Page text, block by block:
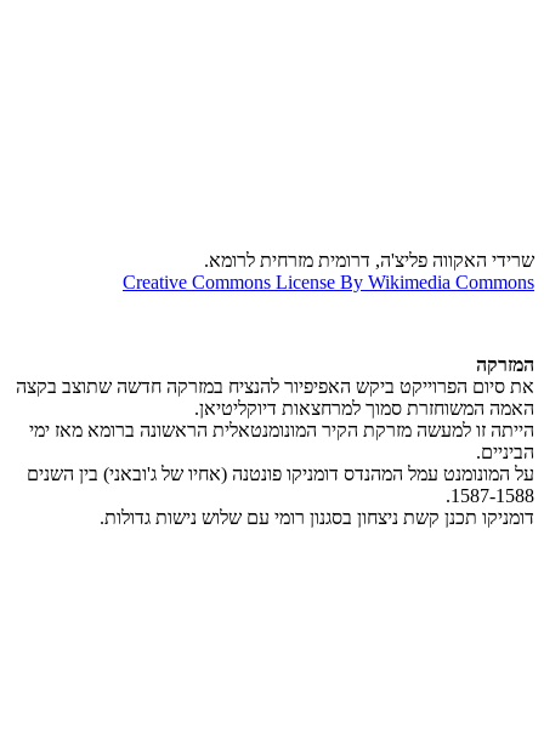
שרידי האקווה פליצ'ה, דרומית מזרחית לרומא.
Creative Commons License By Wikimedia Commons
המזרקה
את סיום הפרוייקט ביקש האפיפיור להנציח במזרקה חדשה שתוצב בקצה
האמה המשוחזרת סמוך למרחצאות דיוקליטיאן.
הייתה זו למעשה מזרקת הקיר המונומנטאלית הראשונה ברומא מאז ימי
הביניים.
על המונומנט עמל המהנדס דומניקו פונטנה (אחיו של ג'ובאני) בין השנים
1587-1588.
דומניקו תכנן קשת ניצחון בסגנון רומי עם שלוש נישות גדולות.